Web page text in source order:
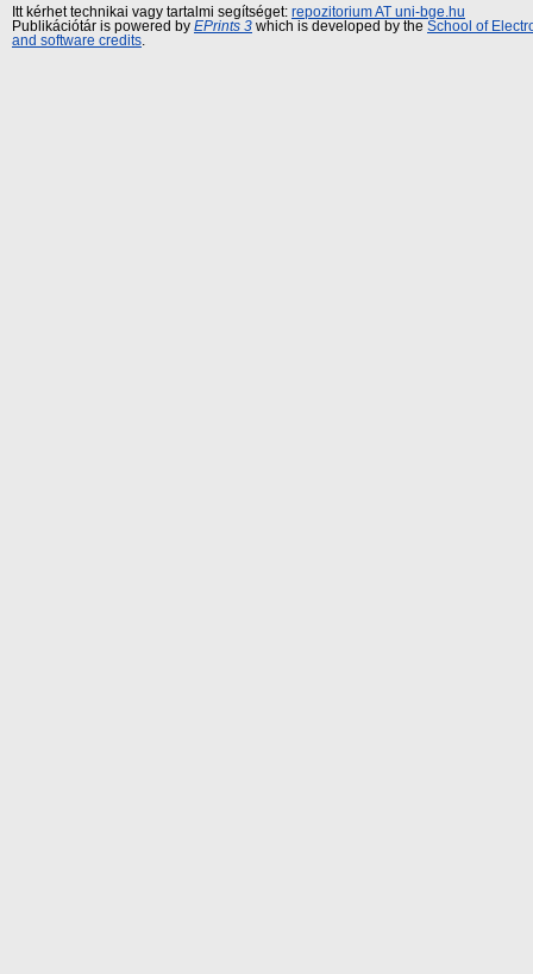
Itt kérhet technikai vagy tartalmi segítséget: repozitorium AT uni-bge.hu
Publikációtár is powered by EPrints 3 which is developed by the School of
and software credits